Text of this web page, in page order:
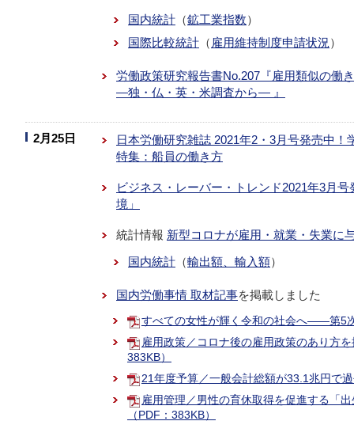
国内統計 （鉱工業指数）
国際比較統計 （ 雇用維持制度申請状況 ）
労働政策研究報告書No.207『雇用類似の働
―独・仏・英・米調査から― 』
2月25日
日本労働研究雑誌 2021年2・3月号発売中
特集：船員の働き方
ビジネス・レーバー・トレンド2021年3月
境」
統計情報 新型コロナが雇用・就業・失業に
国内統計 （輸出額、輸入額）
国内労働事情 取材記事を掲載しました
すべての女性が輝く令和の社会へ――第5
雇用政策／コロナ後の雇用政策のあり方
383KB）
21年度予算／一般会計総額が33.1兆円で
雇用管理／男性の育休取得を促進する「
（PDF：383KB）